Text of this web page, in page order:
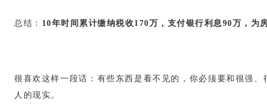
总结： 10年时间累计缴纳税收170万，支付银行利息90万，为
很喜欢这样一段话：有些东西是看不见的，你必须要和很强
人的现实。